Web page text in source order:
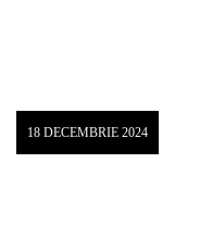
18 DECEMBRIE 2024